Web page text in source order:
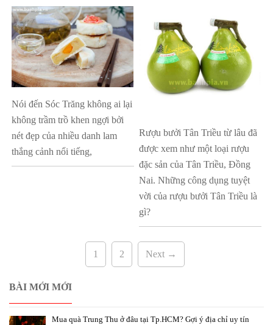
Nói đến Sóc Trăng không ai lại
không trầm trồ khen ngợi bởi
nét đẹp của nhiều danh lam
thắng cảnh nổi tiếng,
Rượu bưởi Tân Triều từ lâu đã
được xem như một loại rượu
đặc sản của Tân Triều, Đồng
Nai. Những công dụng tuyệt
vời của rượu bưởi Tân Triều là
gì?
1 2 Next →
BÀI MỚI MỚI
Mua quà Trung Thu ở đâu tại Tp.HCM? Gợi ý địa chỉ uy tín